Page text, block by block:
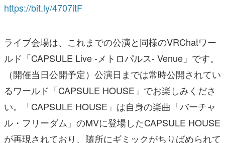
https://bit.ly/4707itF
ライブ会場は、これまでの公演と同様のVRChatワー
ルド「CAPSULE Live -メトロパルス- Venue」です。
（開催当日公開予定）公演日までは常時公開されてい
るワールド「CAPSULE HOUSE」でお楽しみくださ
い。「CAPSULE HOUSE」は自身の楽曲「バーチャ
ル・フリーダム」のMVに登場したCAPSULE HOUSE
が再現されており、随所にギミックがちりばめられて